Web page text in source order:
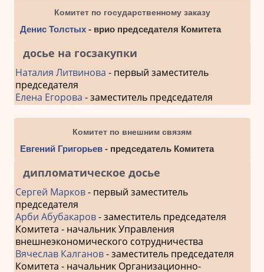
Комитет по государственному заказу
Денис Толстых- врио председателя Комитета
досье на госзакупки
Наталия Литвинова - первый заместитель
председателя
Елена Егорова - заместитель председателя
Комитет по внешним связям
Евгений Григорьев- председатель Комитета
дипломатическое досье
Сергей Марков- первый заместитель
председателя
Арби Абубакаров- заместитель председателя
Комитета - начальник Управления
внешнеэкономического сотрудничества
Вячеслав Калганов- заместитель председателя
Комитета - начальник Организационно-